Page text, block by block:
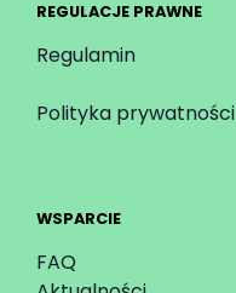
REGULACJE PRAWNE
Regulamin
Polityka prywatności
WSPARCIE
FAQ